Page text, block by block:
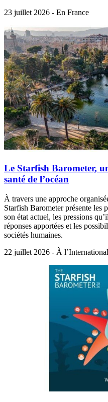
23 juillet 2026 - En France
Le Starfish Barometer,
santé de l’océan
À travers une approche
Starfish Barometer présente les
son état actuel, les pressions
réponses apportées et les
sociétés humaines.
22 juillet 2026 - À l’International